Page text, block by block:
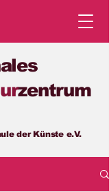
zentrum
der Künste e.V.